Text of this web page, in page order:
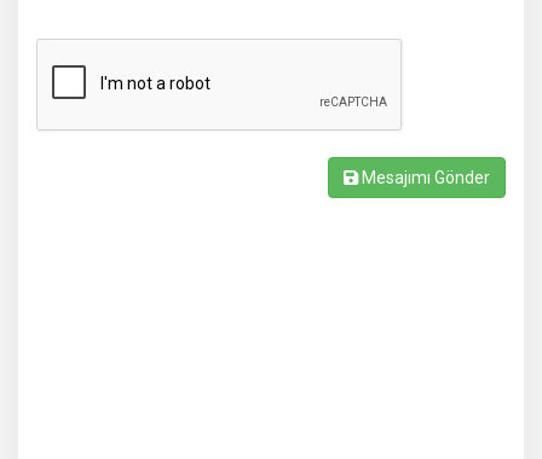
Mesajımı Gönder